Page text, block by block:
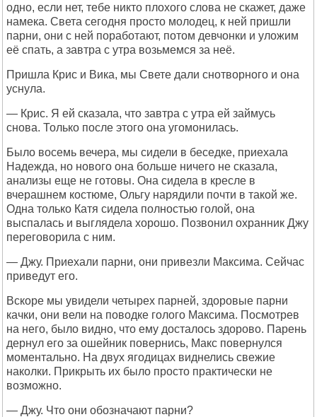
одно, если нет, тебе никто плохого слова не скажет, даже
намека. Света сегодня просто молодец, к ней пришли
парни, они с ней поработают, потом девчонки и уложим
её спать, а завтра с утра возьмемся за неё.
Пришла Крис и Вика, мы Свете дали снотворного и она
уснула.
— Крис. Я ей сказала, что завтра с утра ей займусь
снова. Только после этого она угомонилась.
Было восемь вечера, мы сидели в беседке, приехала
Надежда, но нового она больше ничего не сказала,
анализы еще не готовы. Она сидела в кресле в
вчерашнем костюме, Ольгу нарядили почти в такой же.
Одна только Катя сидела полностью голой, она
выспалась и выглядела хорошо. Позвонил охранник Джу
переговорила с ним.
— Джу. Приехали парни, они привезли Максима. Сейчас
приведут его.
Вскоре мы увидели четырех парней, здоровые парни
качки, они вели на поводке голого Максима. Посмотрев
на него, было видно, что ему досталось здорово. Парень
дернул его за ошейник повернись, Макс повернулся
моментально. На двух ягодицах виднелись свежие
наколки. Прикрыть их было просто практически не
возможно.
— Джу. Что они обозначают парни?